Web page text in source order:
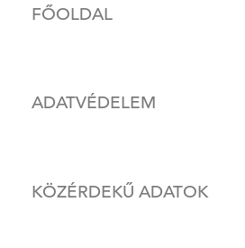
FŐOLDAL
ADATVÉDELEM
KÖZÉRDEKŰ ADATOK